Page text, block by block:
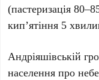
(пастеризація
кип’ятіння 5
Андріяшівській
населення про